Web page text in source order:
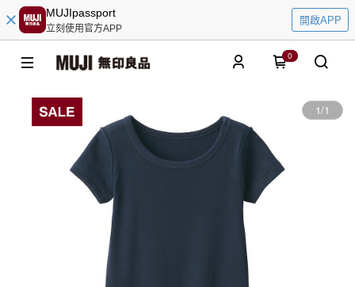
MUJIpassport
立刻使用官方APP
開啟APP
0
1/1